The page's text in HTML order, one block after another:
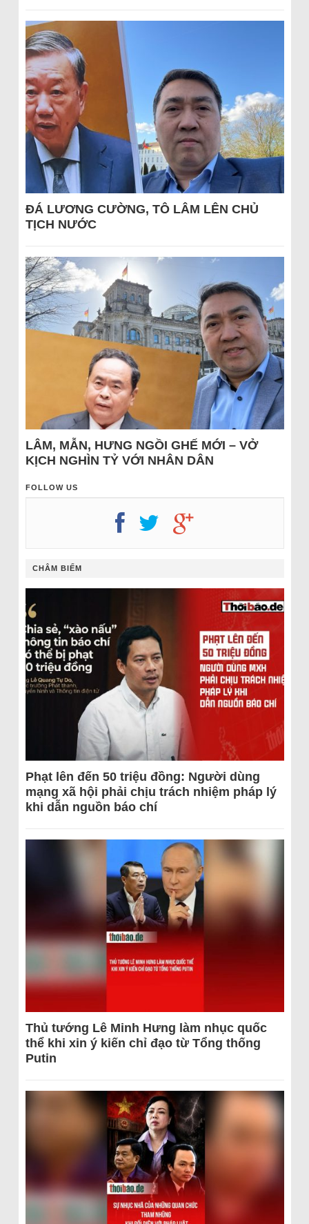
ĐÁ LƯƠNG CƯỜNG, TÔ LÂM LÊN CHỦ
TỊCH NƯỚC
LÂM, MẪN, HƯNG NGỒI GHẾ MỚI – VỞ
KỊCH NGHÌN TỶ VỚI NHÂN DÂN
FOLLOW US
CHÂM BIẾM
Phạt lên đến 50 triệu đồng: Người dùng
mạng xã hội phải chịu trách nhiệm pháp lý
khi dẫn nguồn báo chí
Thủ tướng Lê Minh Hưng làm nhục quốc
thể khi xin ý kiến chỉ đạo từ Tổng thống
Putin